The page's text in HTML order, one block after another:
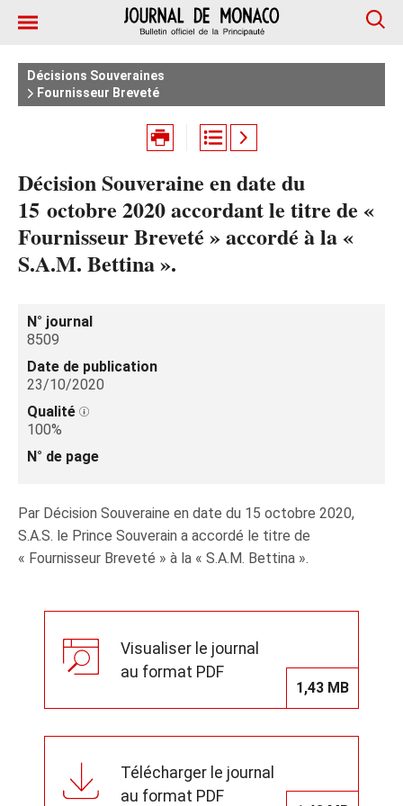
Décisions Souveraines
Fournisseur Breveté
Décision Souveraine en date du
15 octobre 2020 accordant le titre de «
Fournisseur Breveté » accordé à la «
S.A.M. Bettina ».
N° journal
8509
Date de publication
23/10/2020
Qualité
100%
N° de page
Par Décision Souveraine en date du 15 octobre 2020,
S.A.S. le Prince Souverain a accordé le titre de
« Fournisseur Breveté » à la « S.A.M. Bettina ».
Visualiser le journal
au format PDF
1,43 MB
Télécharger le journal
au format PDF